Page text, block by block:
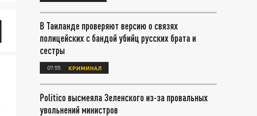
В Таиланде проверяют версию о связях
полицейских с бандой убийц русских брата и
сестры
07:55 КРИМИНАЛ
Politico высмеяла Зеленского из-за провальных
увольнений министров